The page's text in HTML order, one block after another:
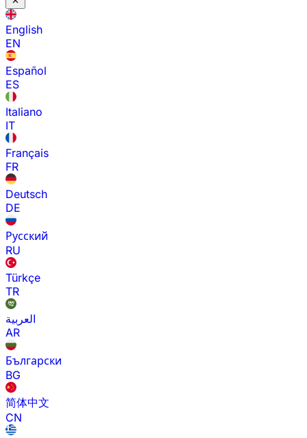
English
EN
Español
ES
Italiano
IT
Français
FR
Deutsch
DE
Русский
RU
Türkçe
TR
العربية
AR
Български
BG
简体中文
CN